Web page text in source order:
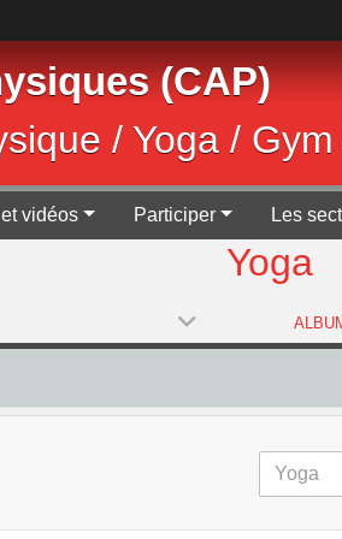
(CAP)
/ Yoga /
vidéos Participer Les
Yoga